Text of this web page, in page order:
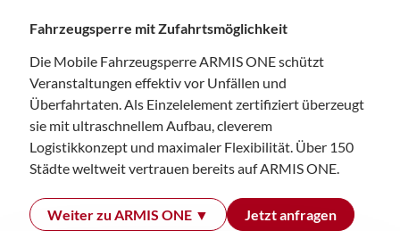
Fahrzeugsperre mit Zufahrtsmöglichkeit
Die Mobile Fahrzeugsperre ARMIS ONE schützt
Veranstaltungen effektiv vor Unfällen und
Überfahrtaten. Als Einzelelement zertifiziert überzeugt
sie mit ultraschnellem Aufbau, cleverem
Logistikkonzept und maximaler Flexibilität. Über 150
Städte weltweit vertrauen bereits auf ARMIS ONE.
Weiter zu ARMIS ONE ▼ Jetzt anfragen